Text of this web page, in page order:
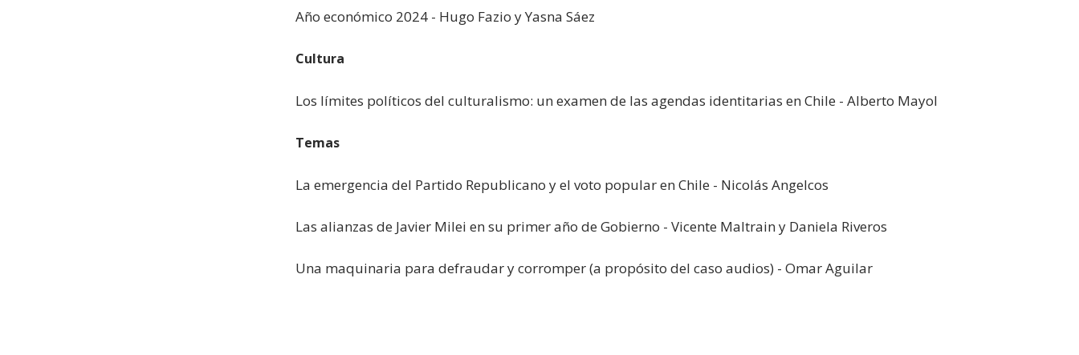
Año económico 2024 - Hugo Fazio y Yasna Sáez
Cultura
Los límites políticos del culturalismo: un examen de las agendas identitarias en Chile - Alberto Mayol
Temas
La emergencia del Partido Republicano y el voto popular en Chile - Nicolás Angelcos
Las alianzas de Javier Milei en su primer año de Gobierno - Vicente Maltrain y Daniela Riveros
Una maquinaria para defraudar y corromper (a propósito del caso audios) - Omar Aguilar